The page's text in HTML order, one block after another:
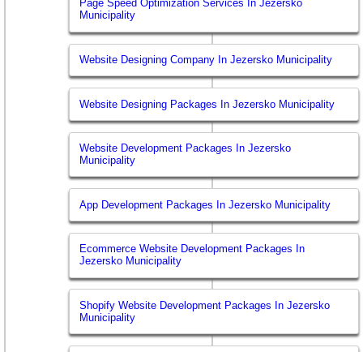
Page Speed Optimization Services In Jezersko
Municipality
Website Designing Company In Jezersko Municipality
Website Designing Packages In Jezersko Municipality
Website Development Packages In Jezersko
Municipality
App Development Packages In Jezersko Municipality
Ecommerce Website Development Packages In
Jezersko Municipality
Shopify Website Development Packages In Jezersko
Municipality